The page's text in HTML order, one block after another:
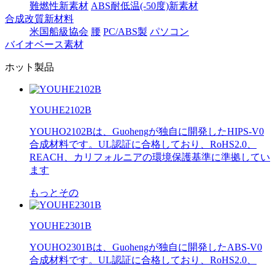
難燃性新素材 ABS耐低温(-50度)新素材
合成改質新材料
米国船級協会 腰 PC/ABS製 パソコン
バイオベース素材
ホット製品
YOUHE2102B
YOUHO2102Bは、Guohengが独自に開発したHIPS-V0
合成材料です。UL認証に合格しており、RoHS2.0、
REACH、カリフォルニアの環境保護基準に準拠してい
ます
もっとその
YOUHE2301B
YOUHO2301Bは、Guohengが独自に開発したABS-V0
合成材料です。UL認証に合格しており、RoHS2.0、